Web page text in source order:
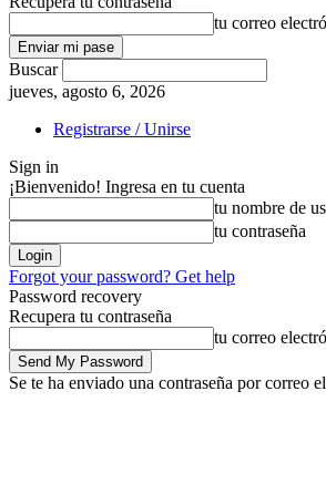
tu correo
Buscar
jueves, agosto 6, 2026
Registrarse / Unirse
Sign in
¡Bienvenido! Ingresa en tu cuenta
tu nombre de
tu contraseña
Forgot your password? Get help
Password recovery
Recupera tu contraseña
tu correo
Se te ha enviado una contraseña por correo